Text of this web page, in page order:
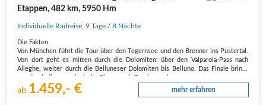
Etappen, 482 km, 5950 Hm
Individuelle Radreise ,9 Tage / 8 Nächte
Die Fakten
Von München führt die Tour über den Tegernsee und den Brenner ins Pustertal.
Von dort geht es mitten durch die Dolomiten: über den Valparola-Pass nach
Alleghe, weiter durch die Belluneser Dolomiten bis Belluno. Das Finale bringt
ab 1.459,- € mehr erfahren